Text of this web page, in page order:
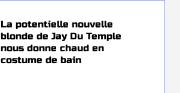
La potentielle nouvelle
blonde de Jay Du Temple
nous donne chaud en
costume de bain